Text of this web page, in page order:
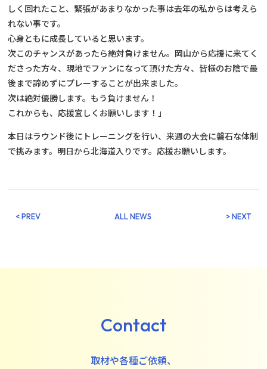
しく回れたこと、緊張があまりなかった事は去年の私からは考えら
れない事です。
心身ともに成長していると思います。
次このチャンスがあったら絶対負けません。岡山から応援に来てく
ださった方々、現地でファンになって頂けた方々、皆様のお陰で最
後まで諦めずにプレーすることが出来ました。
次は絶対優勝します。もう負けません！
これからも、応援宜しくお願いします！」
本日はラウンド後にトレーニングを行い、来週の大会に磐石な体制
で挑みます。明日から北海道入りです。応援お願いします。
< PREV ALL NEWS > NEXT
Contact
取材や各種ご依頼、